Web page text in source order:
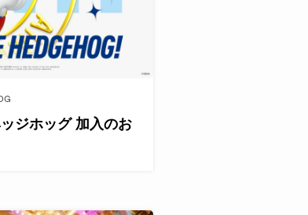
ジホッグ 加入のお